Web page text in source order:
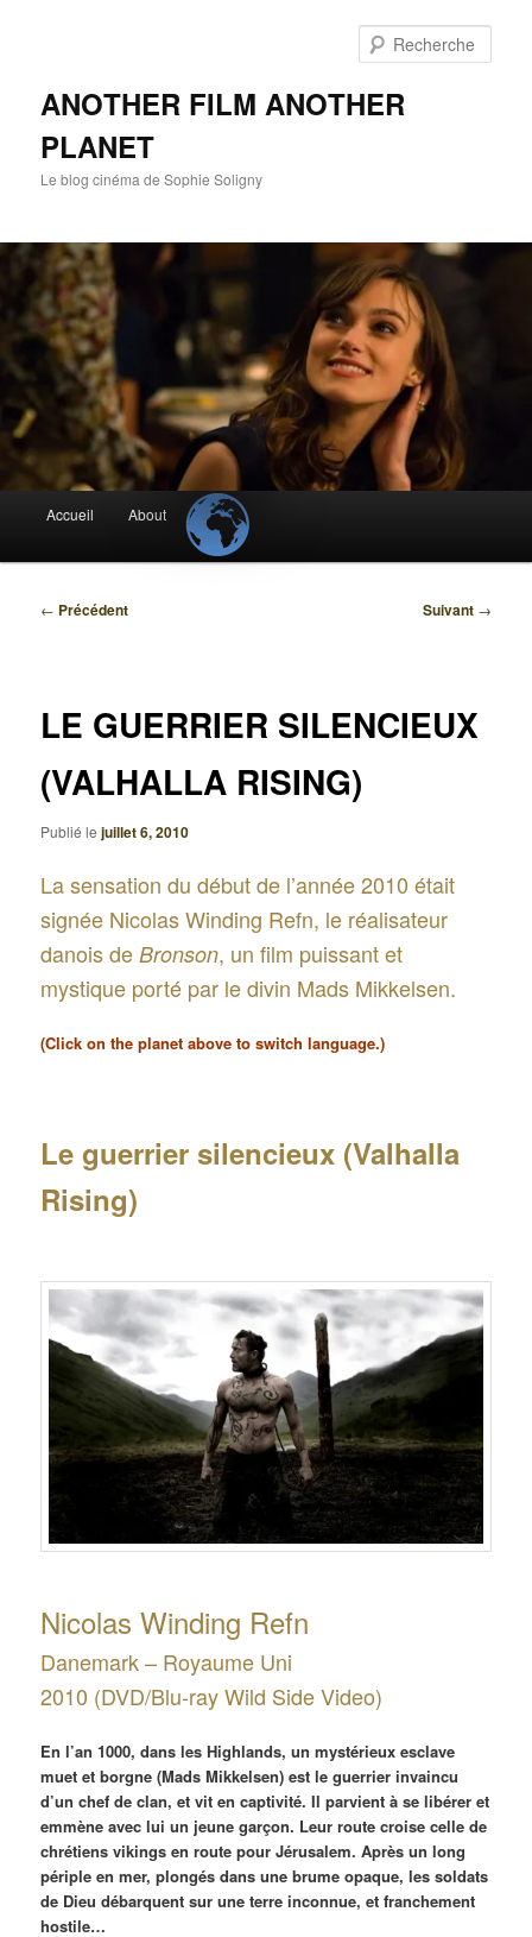
ANOTHER FILM ANOTHER
PLANET
Le blog cinéma de Sophie Soligny
principal
Accueil About
Navigation
← Précédent Suivant →
LE GUERRIER SILENCIEUX
(VALHALLA RISING)
Publié lejuillet 6, 2010
La sensation du début de l’année 2010 était
signée Nicolas Winding Refn, le réalisateur
danois deBronson, un film puissant et
mystique porté par le divin Mads Mikkelsen.
(Click on the planet above to switch language.)
Le guerrier silencieux (Valhalla
Rising)
Nicolas Winding Refn
Danemark – Royaume Uni
2010 (DVD/Blu-ray Wild Side Video)
En l’an 1000, dans les Highlands, un mystérieux esclave
muet et borgne (Mads Mikkelsen) est le guerrier invaincu
d’un chef de clan, et vit en captivité. Il parvient à se libérer et
emmène avec lui un jeune garçon. Leur route croise celle de
chrétiens vikings en route pour Jérusalem. Après un long
périple en mer, plongés dans une brume opaque, les soldats
de Dieu débarquent sur une terre inconnue, et franchement
hostile…